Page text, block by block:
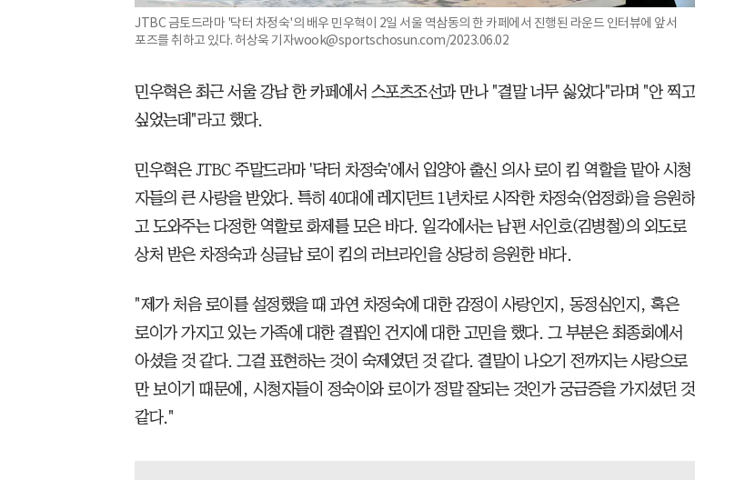
JTBC 금토드라마 '닥터 차정숙'의 배우 민우혁이 2일 서울 역삼동의 한 카페에서 진행된 라운드 인터뷰에 앞서
포즈를 취하고 있다. 허상욱 기자wook@sportschosun.com/2023.06.02
민우혁은 최근 서울 강남 한 카페에서 스포츠조선과 만나 "결말 너무 싫었다"라며 "안 찍고
싶었는데"라고 했다.
민우혁은 JTBC 주말드라마 '닥터 차정숙'에서 입양아 출신 의사 로이 킴 역할을 맡아 시청
자들의 큰 사랑을 받았다. 특히 40대에 레지던트 1년차로 시작한 차정숙(엄정화)을 응원하
고 도와주는 다정한 역할로 화제를 모은 바다. 일각에서는 남편 서인호(김병철)의 외도로
상처 받은 차정숙과 싱글남 로이 킴의 러브라인을 상당히 응원한 바다.
"제가 처음 로이를 설정했을 때 과연 차정숙에 대한 감정이 사랑인지, 동정심인지, 혹은
로이가 가지고 있는 가족에 대한 결핍인 건지에 대한 고민을 했다. 그 부분은 최종회에서
아셨을 것 같다. 그걸 표현하는 것이 숙제였던 것 같다. 결말이 나오기 전까지는 사랑으로
만 보이기 때문에, 시청자들이 정숙이와 로이가 정말 잘되는 것인가 궁금증을 가지셨던 것
같다."